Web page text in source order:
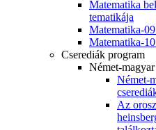
Matematika
tematikája
Matematika-
Matematika-
Cserediák program
Német-magyar
Német-
Az